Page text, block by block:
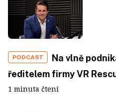
PODCAST
Na vlně
ředitelem firmy VR
1 minuta čtení